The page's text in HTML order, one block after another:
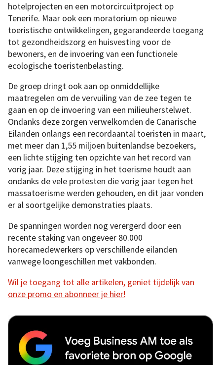
hotelprojecten en een motorcircuitproject op
Tenerife. Maar ook een moratorium op nieuwe
toeristische ontwikkelingen, gegarandeerde toegang
tot gezondheidszorg en huisvesting voor de
bewoners, en de invoering van een functionele
ecologische toeristenbelasting.
De groep dringt ook aan op onmiddellijke
maatregelen om de vervuiling van de zee tegen te
gaan en op de invoering van een milieuherstelwet.
Ondanks deze zorgen verwelkomden de Canarische
Eilanden onlangs een recordaantal toeristen in maart,
met meer dan 1,55 miljoen buitenlandse bezoekers,
een lichte stijging ten opzichte van het record van
vorig jaar. Deze stijging in het toerisme houdt aan
ondanks de vele protesten die vorig jaar tegen het
massatoerisme werden gehouden, en dit jaar vonden
er al soortgelijke demonstraties plaats.
De spanningen worden nog verergerd door een
recente staking van ongeveer 80.000
horecamedewerkers op verschillende eilanden
vanwege loongeschillen met vakbonden.
Wil je toegang tot alle artikelen, geniet tijdelijk van
onze promo en abonneer je hier!